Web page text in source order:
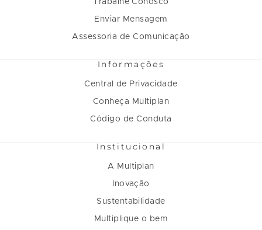
Trabalhe Conosco
Enviar Mensagem
Assessoria de Comunicação
Informações
Central de Privacidade
Conheça Multiplan
Código de Conduta
Institucional
A Multiplan
Inovação
Sustentabilidade
Multiplique o bem